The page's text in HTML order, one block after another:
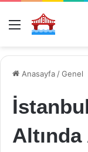
Menü
Anasayfa /Genel
Altında